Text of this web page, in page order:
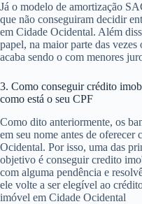
Já o modelo de amortização
que não conseguiram decidir
em Cidade Ocidental. Além
papel, na maior parte das
acaba sendo o com menores
3. Como conseguir crédito
como está o seu CPF
Como dito anteriormente, os
em seu nome antes de
Ocidental. Por isso, uma das
objetivo é conseguir credito
com alguma pendência e
ele volte a ser elegível ao
imóvel em Cidade Ocidental